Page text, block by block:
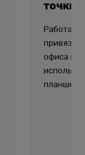
точки
привязки
офиса
планшет